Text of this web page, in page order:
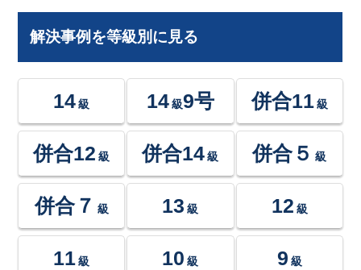
解決事例を等級別に見る
14 級 14級9号 併合11 級
併合12 級 併合14 級 併合５ 級
併合７ 級 13 級 12 級
11 級 10 級 9 級